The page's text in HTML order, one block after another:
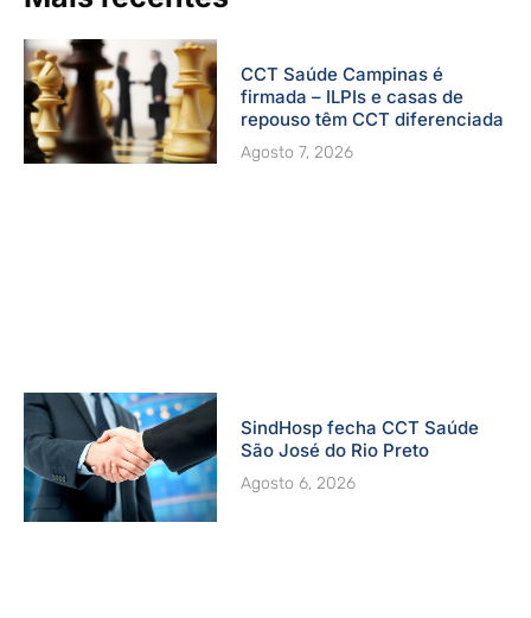
CCT Saúde Campinas é
firmada – ILPIs e casas de
repouso têm CCT diferenciada
Agosto 7, 2026
SindHosp fecha CCT Saúde
São José do Rio Preto
Agosto 6, 2026